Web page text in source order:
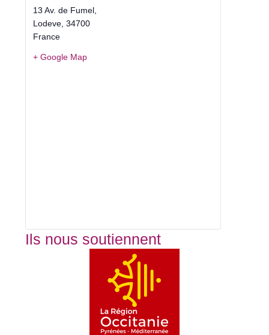
13 Av. de Fumel,
Lodeve 34700
France
+ Google Map
Ils nous soutiennent